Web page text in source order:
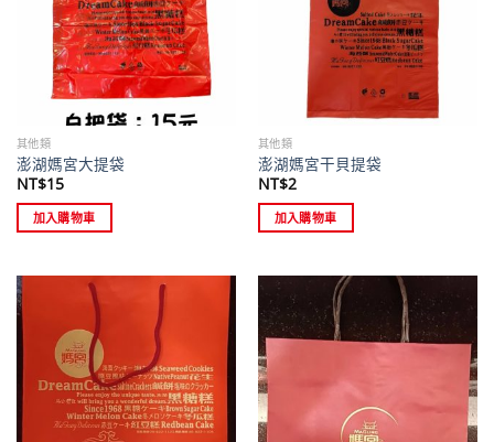
其他類
澎湖媽宮大提袋
NT$15
加入購物車
其他類
澎湖媽宮干貝提袋
NT$2
加入購物車